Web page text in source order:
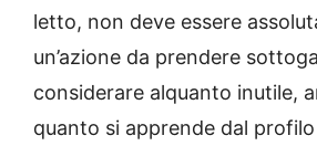
letto, non deve essere
un’azione da prendere
considerare alquanto inutile,
quanto si apprende dal